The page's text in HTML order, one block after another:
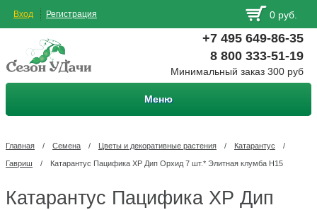
Вход Регистрация 0 руб.
+7 495 649-86-35
8 800 333-51-19
Минимальный заказ 300 руб
Меню
Главная / Семена / Цветы и декоративные растения / Катарантус /
Гавриш / Катарантус Пацифика XP Дип Орхид 7 шт.* Элитная клумба Н15
Катарантус Пацифика XP Дип